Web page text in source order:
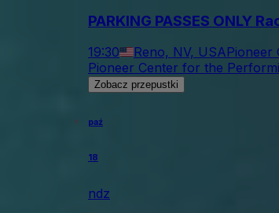
PARKING PASSES ONLY
19:30 Reno, NV, USAPioneer
Pioneer Center for the
Zobacz przepustki
paź
18
ndz